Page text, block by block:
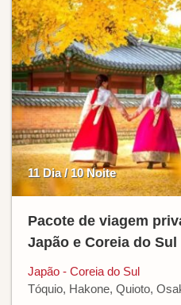
11 Dia / 10 Noite
Pacote de viagem
Japão e Coreia do Sul
Japão - Coreia do Sul
Tóquio, Hakone, Quioto,